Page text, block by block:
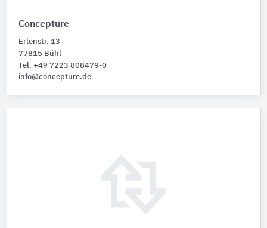
Concepture
Erlenstr. 13
77815 Bühl
Tel. +49 7223 808479-0
info@concepture.de